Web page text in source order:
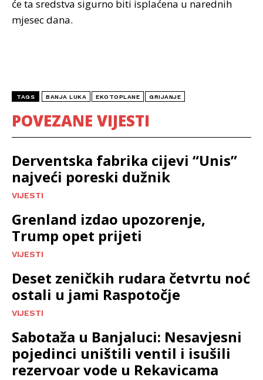
će ta sredstva sigurno biti isplaćena u narednih
mjesec dana.
TAGS BANJA LUKA EKOTOPLANE GRIJANJE
POVEZANE VIJESTI
Derventska fabrika cijevi “Unis”
najveći poreski dužnik
VIJESTI
Grenland izdao upozorenje,
Trump opet prijeti
VIJESTI
Deset zeničkih rudara četvrtu noć
ostali u jami Raspotočje
VIJESTI
Sabotaža u Banjaluci: Nesavjesni
pojedinci uništili ventil i isušili
rezervoar vode u Rekavicama